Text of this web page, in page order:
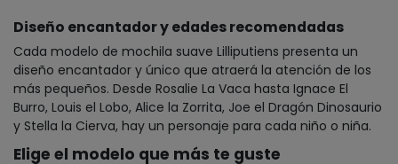
Diseño encantador y edades recomendadas
Cada modelo de mochila suave Lilliputiens presenta un
diseño encantador y único que atraerá la atención de los
más pequeños. Desde Rosalie La Vaca hasta Ignace El
Burro, Louis el Lobo, Alice la Zorrita, Joe el Dragón Dinosaurio
y Stella la Cierva, hay un personaje para cada niño o niña.
Elige el modelo que más te guste